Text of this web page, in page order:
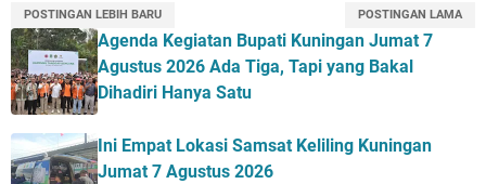
POSTINGAN LEBIH BARU POSTINGAN LAMA
Agenda Kegiatan Bupati Kuningan Jumat 7
Agustus 2026 Ada Tiga, Tapi yang Bakal
Dihadiri Hanya Satu
Ini Empat Lokasi Samsat Keliling Kuningan
Jumat 7 Agustus 2026